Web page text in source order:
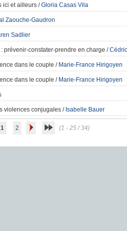
ici et ailleurs/Gloria Casas Vila
Zaouche-Gaudron
Sadlier
: prévenir-constater-prendre en charge /
dans le couple / Marie-France Hirigoyen
dans le couple / Marie-France Hirigoyen
violences conjugales/ Isabelle Bauer
1 2 (1 - 25 / 34)